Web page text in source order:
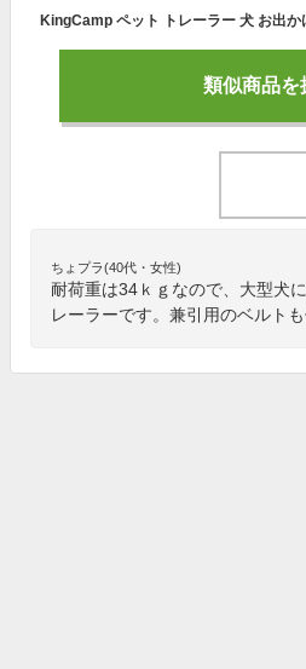
類似商品を
ちょプラ(40代・女性)
耐荷重は34ｋｇなので、大型犬
レーラーです。兼引用のベルト